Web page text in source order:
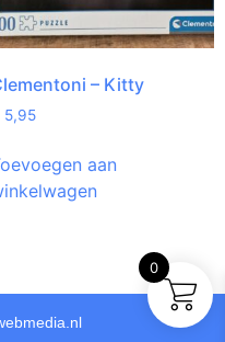
– Kitty
5,95
aan
0